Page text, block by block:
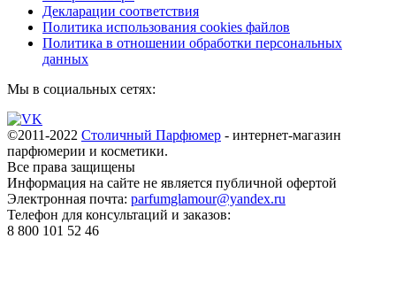
Декларации соответствия
Политика использования cookies файлов
Политика в отношении обработки персональных
данных
Мы в социальных сетях:
©2011-2022 Столичный Парфюмер - интернет-магазин
парфюмерии и косметики.
Все права защищены
Информация на сайте не является публичной офертой
Электронная почта: parfumglamour@yandex.ru
Телефон для консультаций и заказов:
8 800 101 52 46